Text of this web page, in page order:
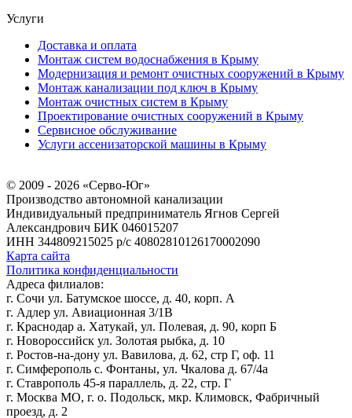
Услуги
Доставка и оплата
Монтаж систем водоснабжения в Крыму
Модернизация и ремонт очистных сооружений в Крыму
Монтаж канализации под ключ в Крыму
Монтаж очистных систем в Крыму
Проектирование очистных сооружений в Крыму
Сервисное обслуживание
Услуги ассенизаторской машины в Крыму
© 2009 - 2026 «Серво-Юг»
Производство автономной канализации
Индивидуальный предприниматель Ягнов Сергей
Александрович БИК 046015207
ИНН 344809215025 р/с 40802810126170002090
Карта сайта
Политика конфиденциальности
Адреса филиалов:
г. Сочи ул. Батумское шоссе, д. 40, корп. А
г. Адлер ул. Авиационная 3/1В
г. Краснодар а. Хатукай, ул. Полевая, д. 90, корп Б
г. Новороссийск ул. Золотая рыбка, д. 10
г. Ростов-на-дону ул. Вавилова, д. 62, стр Г, оф. 11
г. Симферополь с. Фонтаны, ул. Чкалова д. 67/4а
г. Ставрополь 45-я параллель, д. 22, стр. Г
г. Москва МО, г. о. Подольск, мкр. Климовск, Фабричный
проезд, д. 2